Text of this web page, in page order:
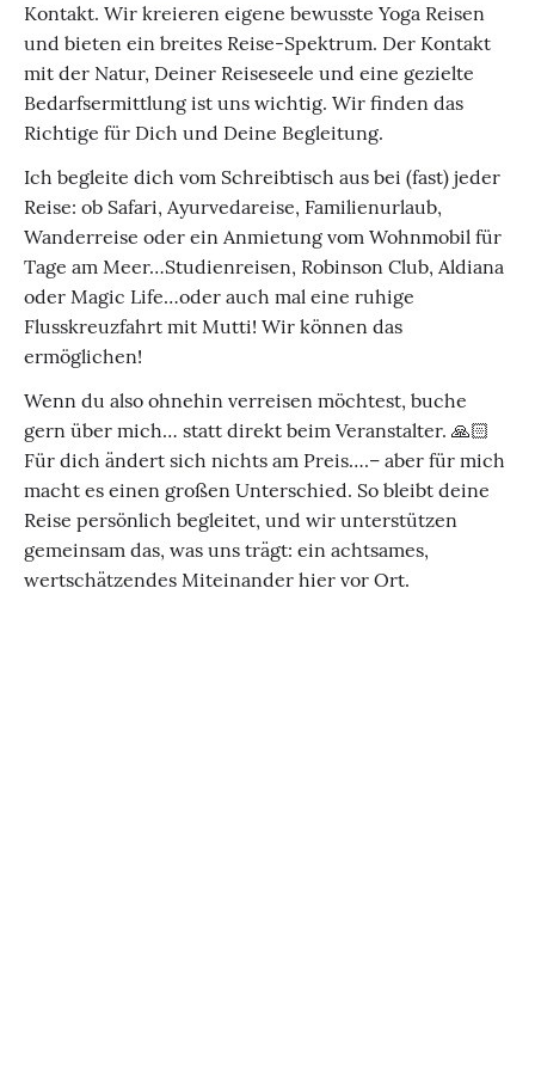
Kontakt. Wir kreieren eigene bewusste Yoga Reisen
und bieten ein breites Reise-Spektrum. Der Kontakt
mit der Natur, Deiner Reiseseele und eine gezielte
Bedarfsermittlung ist uns wichtig. Wir finden das
Richtige für Dich und Deine Begleitung.
Ich begleite dich vom Schreibtisch aus bei (fast) jeder
Reise: ob Safari, Ayurvedareise, Familienurlaub,
Wanderreise oder ein Anmietung vom Wohnmobil für
Tage am Meer…Studienreisen, Robinson Club, Aldiana
oder Magic Life…oder auch mal eine ruhige
Flusskreuzfahrt mit Mutti! Wir können das
ermöglichen!
Wenn du also ohnehin verreisen möchtest, buche
gern über mich… statt direkt beim Veranstalter. 🙏🏻
Für dich ändert sich nichts am Preis….– aber für mich
macht es einen großen Unterschied. So bleibt deine
Reise persönlich begleitet, und wir unterstützen
gemeinsam das, was uns trägt: ein achtsames,
wertschätzendes Miteinander hier vor Ort.